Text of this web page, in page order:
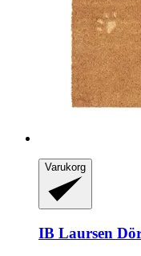
Varukorg
IB Laursen